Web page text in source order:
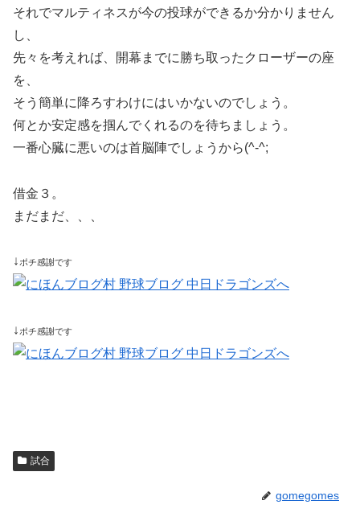
それでマルティネスが今の投球ができるか分かりません
し、
先々を考えれば、開幕までに勝ち取ったクローザーの座
を、
そう簡単に降ろすわけにはいかないのでしょう。
何とか安定感を掴んでくれるのを待ちましょう。
一番心臓に悪いのは首脳陣でしょうから(^-^;
借金３。
まだまだ、、、
↓ ポチ感謝です
↓ ポチ感謝です
試合
gomegomes